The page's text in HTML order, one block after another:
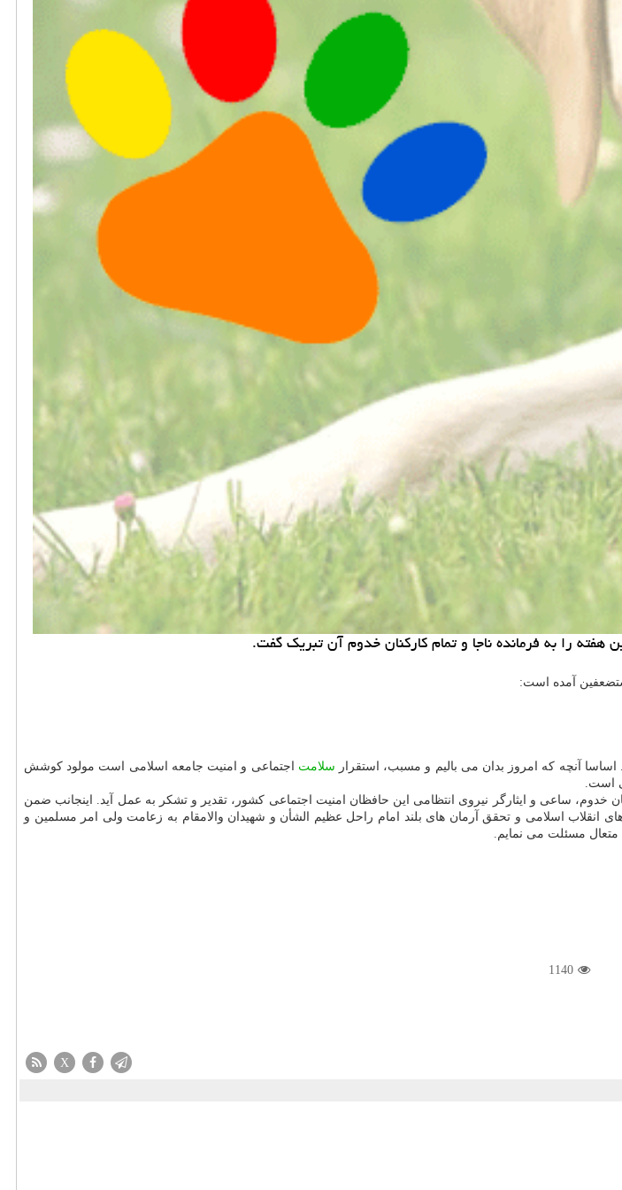
را به فرمانده ناجا و تمام كاركنان خدوم آن تبریك گفت.
آمده است:
آنچه که امروز بدان می بالیم و مسبب، استقرار سلامت اجتماعی و امنیت جامعه اسلامی است مولود کوشش
است.
خدوم، ساعی و ایثارگر نیروی انتظامی این حافظان امنیت اجتماعی کشور، تقدیر و تشکر به عمل آید. اینجانب ضمن
انقلاب اسلامی و تحقق آرمان های بلند امام راحل عظیم الشأن و شهیدان والامقام به زعامت ولی امر مسلمین و
مسئلت می نمایم.
1140
X